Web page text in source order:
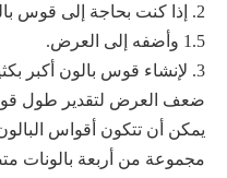
2. إذا كنت بحاجة إلى قوس
1.5 وأضفه إلى العرض.
3. لإنشاء قوس بالون أكبر
ضعف العرض لتقدير طول
يمكن أن تتكون أقواس
مجموعة من أربعة بالونات